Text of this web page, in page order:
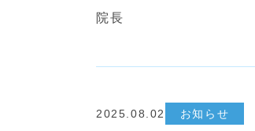
院長
2025.08.02 お知らせ